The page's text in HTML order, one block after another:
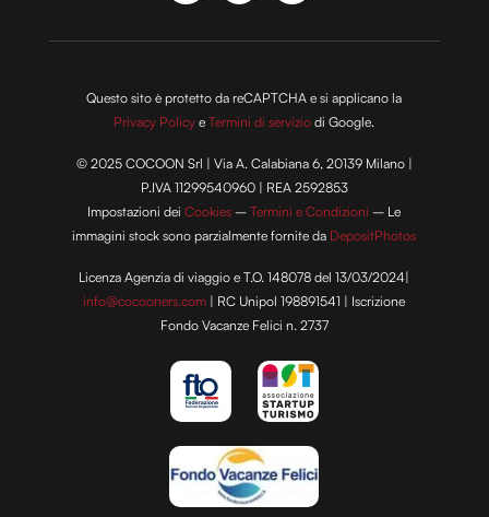
Questo sito è protetto da reCAPTCHA e si applicano la
Privacy Policy eTermini di servizio di Google.
© 2025 COCOON Srl | Via A. Calabiana 6, 20139 Milano |
P.IVA 11299540960 | REA 2592853
Impostazioni deiCookies –Termini e Condizioni – Le
immagini stock sono parzialmente fornite da DepositPhotos
Licenza Agenzia di viaggio e T.O. 148078 del 13/03/2024|
info@cocooners.com | RC Unipol 198891541 | Iscrizione
Fondo Vacanze Felici n. 2737